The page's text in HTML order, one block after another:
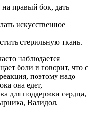
правый бок, дать
искусственное
стерильную ткань.
наблюдается
боли и говорит, что с
поэтому надо
она едет,
для поддержки сердца,
Валидол.